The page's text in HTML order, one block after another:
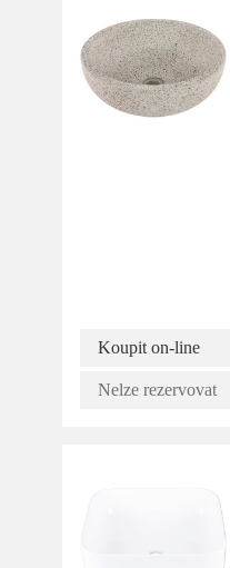
Koupit on-line
Nelze rezervovat